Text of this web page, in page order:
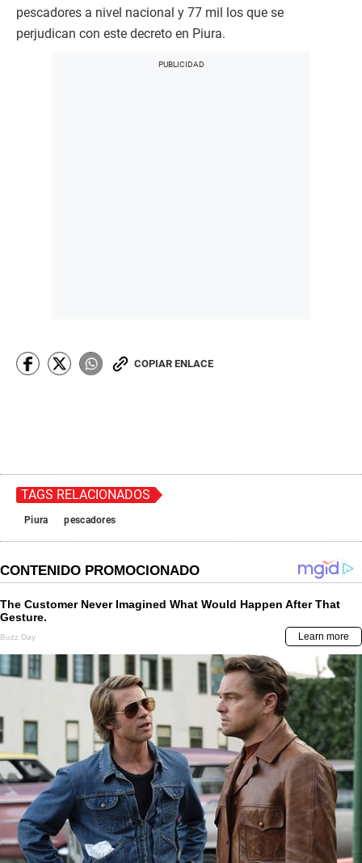
pescadores a nivel nacional y 77 mil los que se
perjudican con este decreto en Piura.
COPIAR ENLACE
TAGS RELACIONADOS
Piura pescadores